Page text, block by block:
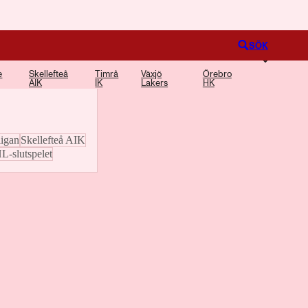
SÖK
Skellefteå
AIK
Timrå
IK
Växjö
Lakers
Örebro
HK
poddavsnitt om
Skellefteå AIK
slutspelet